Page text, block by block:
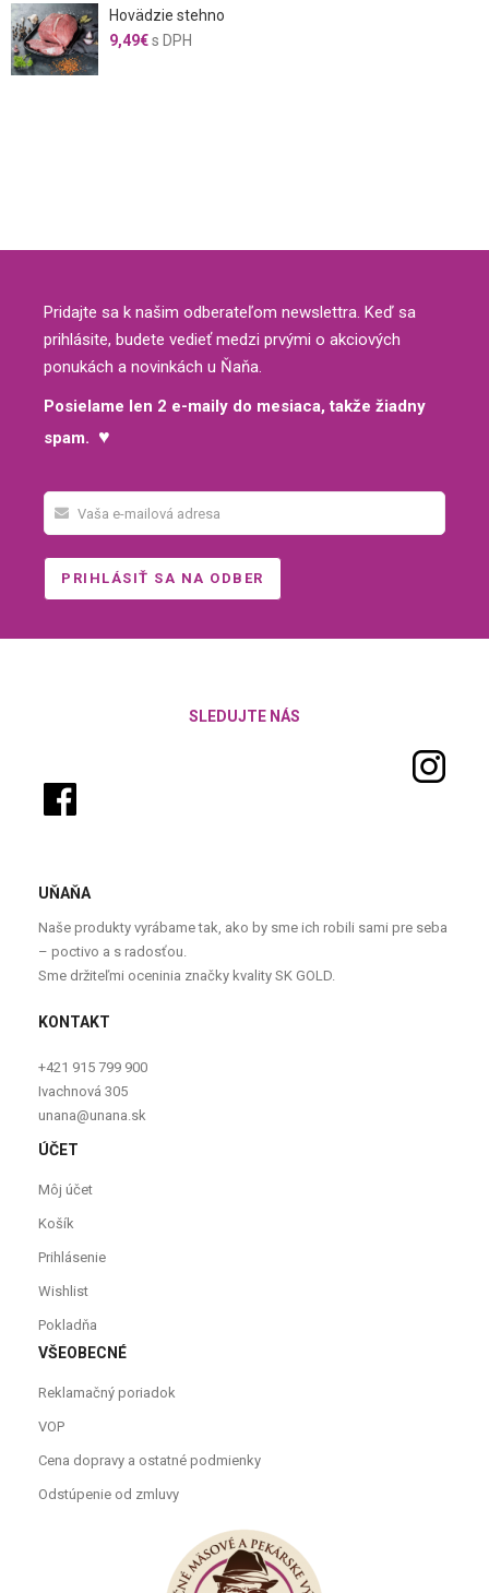
Hovädzie stehno
9,49€s DPH
Pridajte sa k našim odberateľom newslettra. Keď sa
prihlásite, budete vedieť medzi prvými o akciových
ponukách a novinkách u Ňaňa.
Posielame len 2 e-maily do mesiaca, takže žiadny
spam. ♥
SLEDUJTE NÁS
UŇAŇA
Naše produkty vyrábame tak, ako by sme ich robili sami pre seba
– poctivo a s radosťou.
Sme držiteľmi oceninia značky kvality SK GOLD.
KONTAKT
+421 915 799 900
Ivachnová 305
unana@unana.sk
ÚČET
Môj účet
Košík
Prihlásenie
Wishlist
Pokladňa
VŠEOBECNÉ
Reklamačný poriadok
VOP
Cena dopravy a ostatné podmienky
Odstúpenie od zmluvy